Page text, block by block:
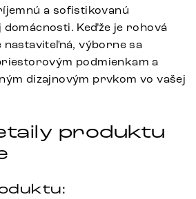
a sofistikovanú
Keďže je rohová
výborne sa
podmienkam a
dizajnovým prvkom vo vašej
produktu